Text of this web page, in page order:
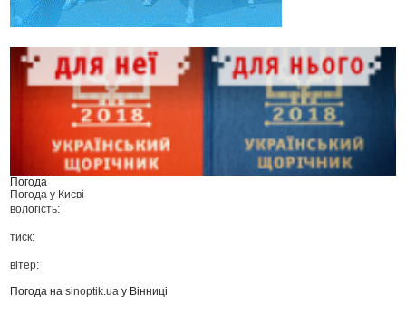
Погода
Погода у Києві
вологість:
тиск:
вітер:
Погода наsinoptik.ua у Вінниці